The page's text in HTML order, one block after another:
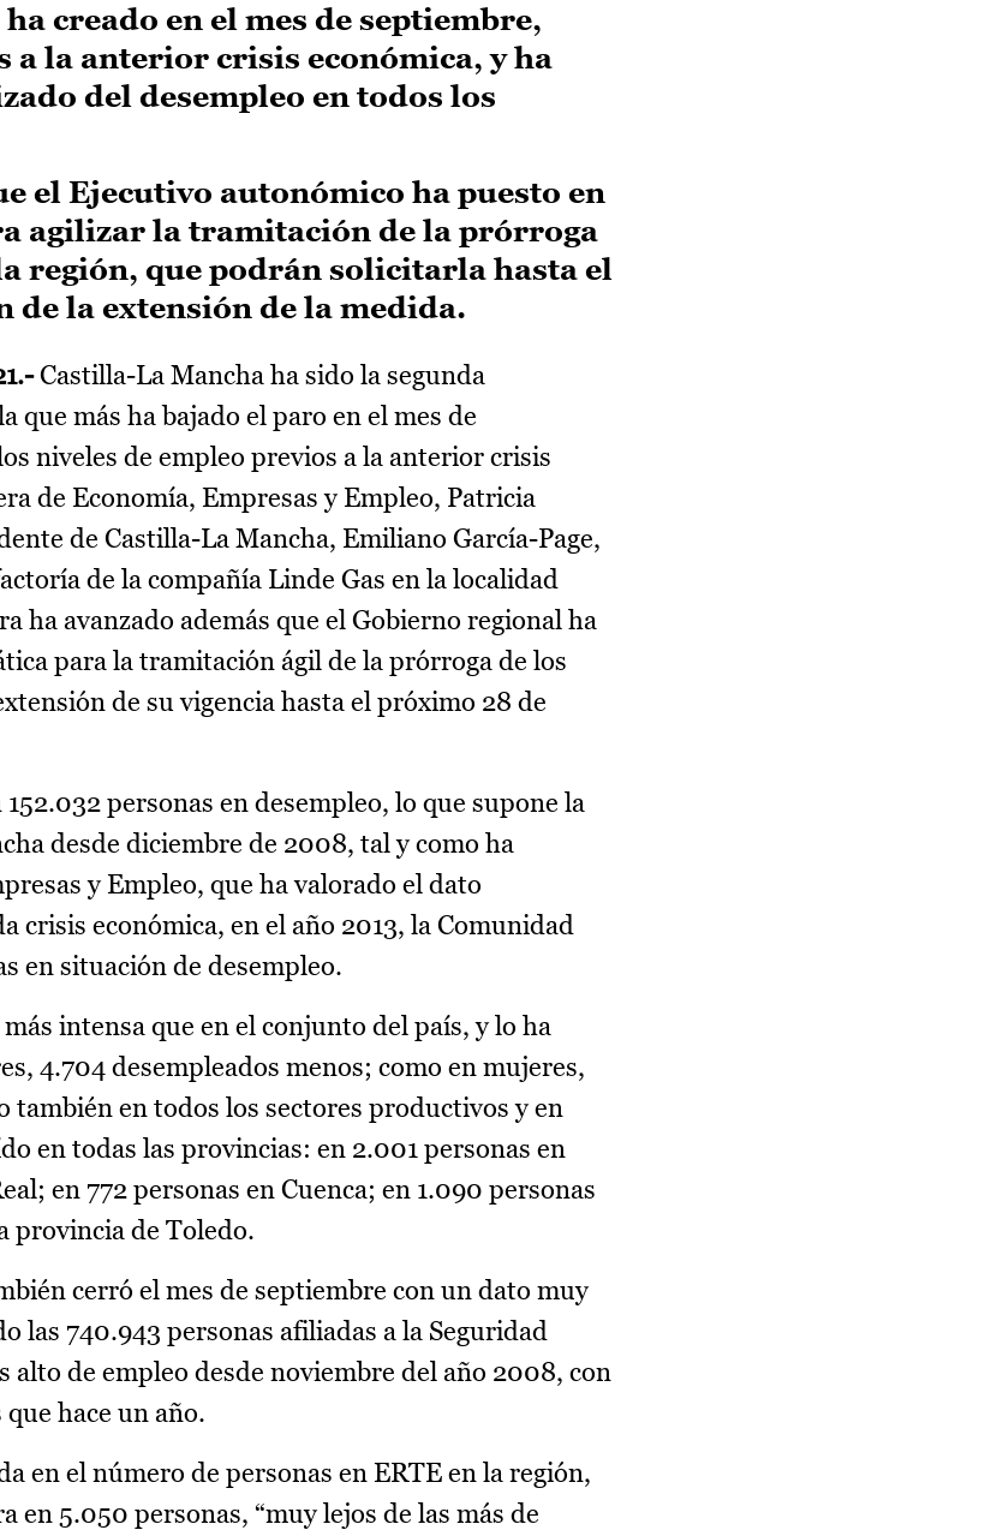
creado en el mes de septiembre,
a la anterior crisis económica, y ha
del desempleo en todos los
el Ejecutivo autonómico ha puesto en
agilizar la tramitación de la prórroga
región, que podrán solicitarla hasta el
de la extensión de la medida.
Castilla-La Mancha ha sido la segunda
que más ha bajado el paro en el mes de
niveles de empleo previos a la anterior crisis
de Economía, Empresas y Empleo, Patricia
de Castilla-La Mancha, Emiliano García-Page,
de la compañía Linde Gas en la localidad
ha avanzado además que el Gobierno regional ha
para la tramitación ágil de la prórroga de los
de su vigencia hasta el próximo 28 de
personas en desempleo, lo que supone la
desde diciembre de 2008, tal y como ha
y Empleo, que ha valorado el dato
crisis económica, en el año 2013, la Comunidad
en situación de desempleo.
intensa que en el conjunto del país, y lo ha
4.704 desempleados menos; como en mujeres,
también en todos los sectores productivos y en
en todas las provincias: en 2.001 personas en
en 772 personas en Cuenca; en 1.090 personas
provincia de Toledo.
cerró el mes de septiembre con un dato muy
las 740.943 personas afiliadas a la Seguridad
alto de empleo desde noviembre del año 2008, con
hace un año.
en el número de personas en ERTE en la región,
en 5.050 personas, “muy lejos de las más de